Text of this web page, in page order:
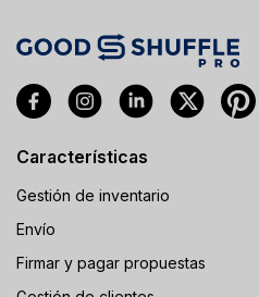
Características
Gestión de inventario
Envío
Firmar y pagar propuestas